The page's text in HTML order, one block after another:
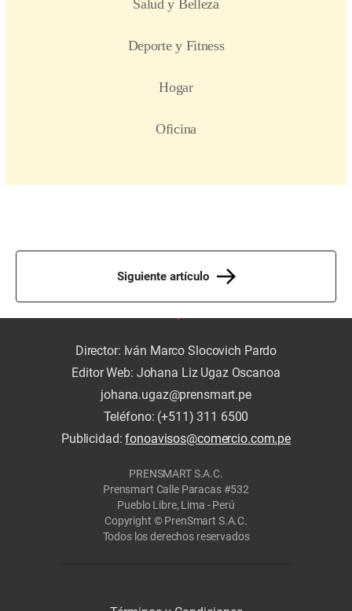
Siguiente artículo
Director: Iván Marco Slocovich Pardo
Editor Web: Johana Liz Ugaz Oscanoa
johana.ugaz@prensmart.pe
Teléfono: (+511) 311 6500
Publicidad:fonoavisos@comercio.com.pe
PRENSMART S.A.C.
Prensmart Calle Paracas #532
Pueblo Libre, Lima - Perú
Copyright © PrenSmart S.A.C.
Todos los derechos reservados